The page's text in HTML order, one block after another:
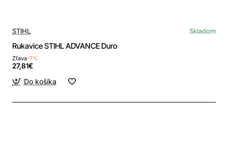
STIHL Skladom
Rukavice STIHL ADVANCE Duro
Zľava-7%
27,81€
Do košíka